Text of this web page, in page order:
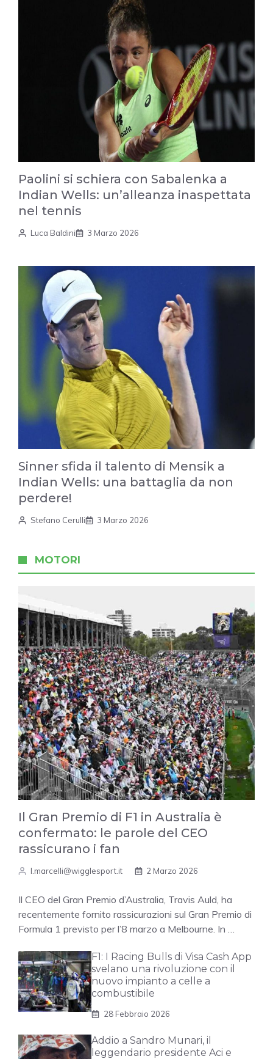
Paolini si schiera con Sabalenka a
Indian Wells: un’alleanza inaspettata
nel tennis
Luca Baldini 3 Marzo 2026
Sinner sfida il talento di Mensik a
Indian Wells: una battaglia da non
perdere!
Stefano Cerulli 3 Marzo 2026
MOTORI
Il Gran Premio di F1 in Australia è
confermato: le parole del CEO
rassicurano i fan
l.marcelli@wigglesport.it 2 Marzo 2026
Il CEO del Gran Premio d’Australia, Travis Auld, ha
recentemente fornito rassicurazioni sul Gran Premio di
Formula 1 previsto per l’8 marzo a Melbourne. In …
F1: I Racing Bulls di Visa Cash App
svelano una rivoluzione con il
nuovo impianto a celle a
combustibile
28 Febbraio 2026
Addio a Sandro Munari, il
leggendario presidente Aci e